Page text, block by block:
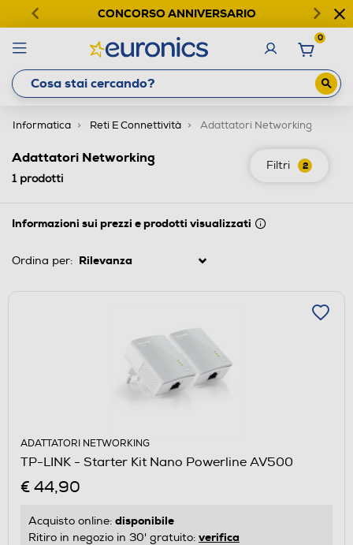
CONCORSO ANNIVERSARIO
0
Informatica Reti E Connettività Adattatori Networking
Filtri 2
Adattatori Networking
1prodotti
Informazioni sui prezzi e prodotti visualizzati
Ordina per:
ADATTATORI NETWORKING
TP-LINK - Starter Kit Nano Powerline AV500
€ 44,90
Acquisto online: disponibile
Ritiro in negozio in 30' gratuito: verifica